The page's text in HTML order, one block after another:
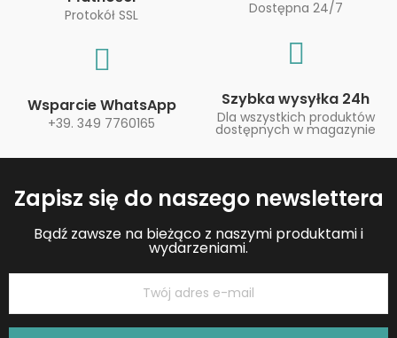
Protokół SSL Dostępna 24/7
Wsparcie WhatsApp
+39. 349 7760165
Szybka wysyłka 24h
Dla wszystkich produktów
dostępnych w magazynie
Zapisz się do naszego newslettera
Bądź zawsze na bieżąco z naszymi produktami i
wydarzeniami.